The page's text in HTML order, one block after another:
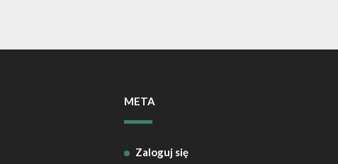
META
Zaloguj się